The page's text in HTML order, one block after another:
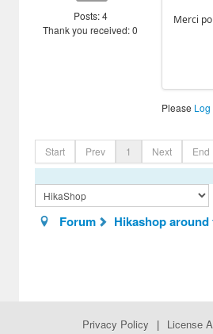
Posts: 4
Thank you received: 0
Merci
Please Log
Start Prev 1 Next End
Forum Hikashop
Privacy Policy | License